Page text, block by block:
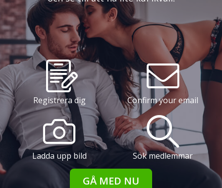
Registrera dig Confirm your email
Ladda upp bild Sök medlemmar
GÅ MED NU